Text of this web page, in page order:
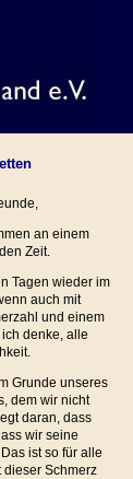
an einem
Zeit.
Tagen wieder im
auch mit
und einem
denke, alle
Grunde unseres
dem wir nicht
daran, dass
wir seine
ist so für alle
dieser Schmerz